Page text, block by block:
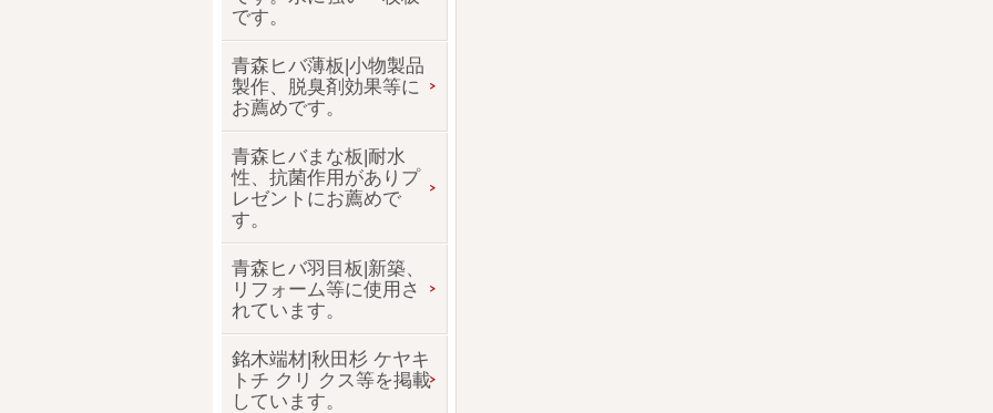
です。
青森ヒバ薄板|小物製品
製作、脱臭剤効果等に
お薦めです。
青森ヒバまな板|耐水
性、抗菌作用がありプ
レゼントにお薦めで
す。
青森ヒバ羽目板|新築、
リフォーム等に使用さ
れています。
銘木端材|秋田杉 ケヤキ
トチ クリ クス等を掲載
しています。